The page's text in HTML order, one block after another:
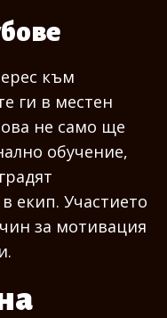
към
ги в местен
не само ще
обучение,
екип. Участието
за мотивация